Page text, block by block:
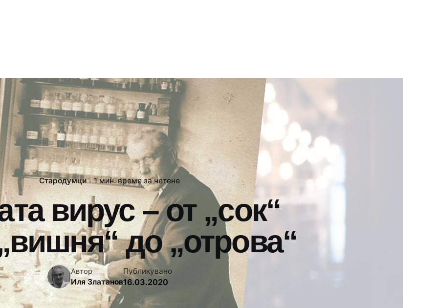
Стародумци 1 мин. време за четене
вирус – от „сок“
до „отрова“
Автор
Иля Златанов
Публикувано
16.03.2020